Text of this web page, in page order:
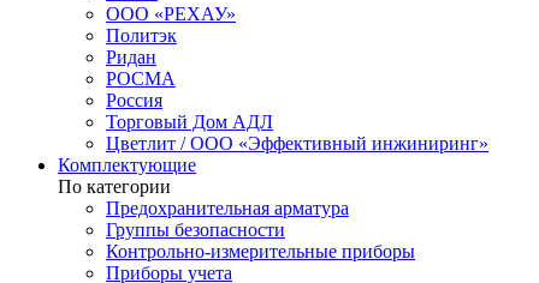
ООО «РЕХАУ»
Политэк
Ридан
РОСМА
Россия
Торговый Дом АДЛ
Цветлит / ООО «Эффективный инжиниринг»
Комплектующие
По категории
Предохранительная арматура
Группы безопасности
Контрольно-измерительные приборы
Приборы учета